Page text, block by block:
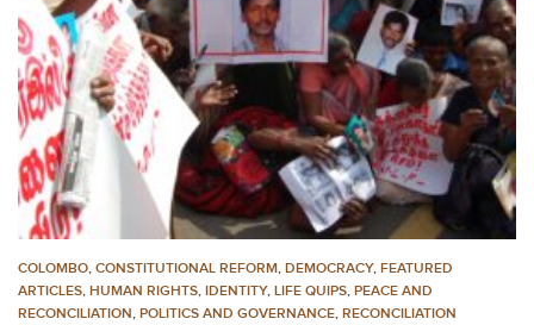
COLOMBO, CONSTITUTIONAL REFORM, DEMOCRACY, FEATURED
ARTICLES, HUMAN RIGHTS, IDENTITY, LIFE QUIPS, PEACE AND
RECONCILIATION, POLITICS AND GOVERNANCE, RECONCILIATION